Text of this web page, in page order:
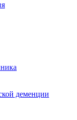
деменции